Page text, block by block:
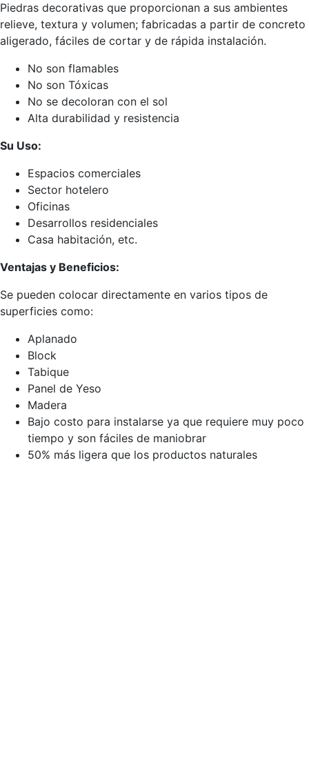
Piedras decorativas que proporcionan a sus ambientes
relieve, textura y volumen; fabricadas a partir de concreto
aligerado, fáciles de cortar y de rápida instalación.
No son flamables
No son Tóxicas
No se decoloran con el sol
Alta durabilidad y resistencia
Su Uso:
Espacios comerciales
Sector hotelero
Oficinas
Desarrollos residenciales
Casa habitación, etc.
Ventajas y Beneficios:
Se pueden colocar directamente en varios tipos de
superficies como:
Aplanado
Block
Tabique
Panel de Yeso
Madera
Bajo costo para instalarse ya que requiere muy poco
tiempo y son fáciles de maniobrar
50% más ligera que los productos naturales